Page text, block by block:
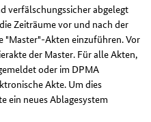
verfälschungssicher abgelegt
Zeiträume vor und nach der
Akten einzuführen. Vor
der Master. Für alle Akten,
oder im DPMA
Akte. Um dies
ein neues Ablagesystem